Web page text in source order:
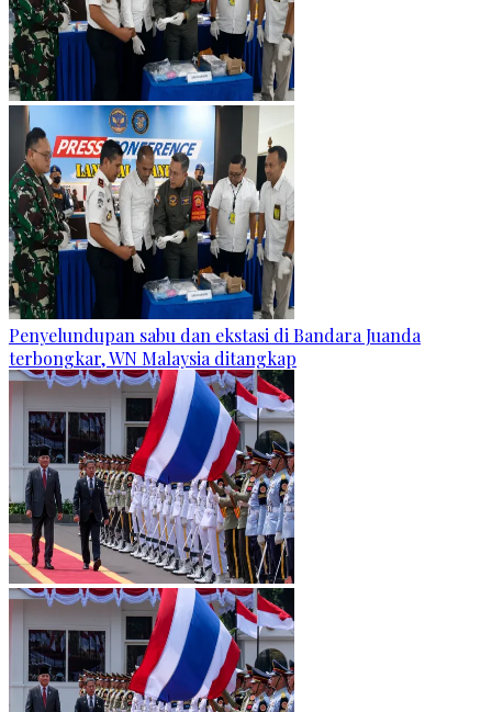
Penyelundupan sabu dan ekstasi di Bandara Juanda
terbongkar, WN Malaysia ditangkap